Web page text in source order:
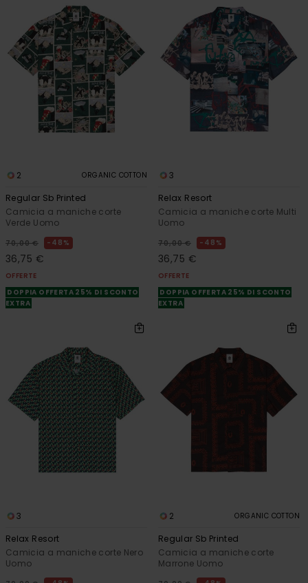
2 ORGANIC COTTON
Regular Sb Printed
Camicia a maniche corte
Verde Uomo
70,00 € 48%
36,75 €
OFFERTE
DOPPIA OFFERTA 25% DI SCONTO
EXTRA
3
Relax Resort
Camicia a maniche corte Multi
Uomo
70,00 € 48%
36,75 €
OFFERTE
DOPPIA OFFERTA 25% DI SCONTO
EXTRA
3
Relax Resort
Camicia a maniche corte Nero
Uomo
2 ORGANIC COTTON
Regular Sb Printed
Camicia a maniche corte
Marrone Uomo